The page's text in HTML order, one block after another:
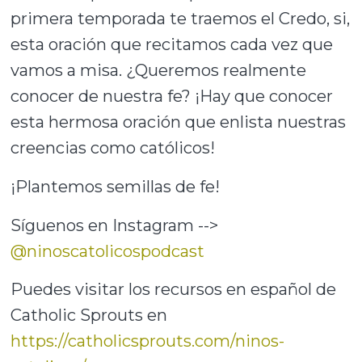
primera temporada te traemos el Credo, si,
esta oración que recitamos cada vez que
vamos a misa. ¿Queremos realmente
conocer de nuestra fe? ¡Hay que conocer
esta hermosa oración que enlista nuestras
creencias como católicos!
¡Plantemos semillas de fe!
Síguenos en Instagram -->
@ninoscatolicospodcast
Puedes visitar los recursos en español de
Catholic Sprouts en
https://catholicsprouts.com/ninos-